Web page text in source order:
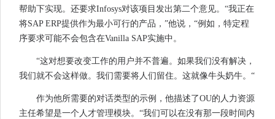
帮助下实现。还要求Infosys对该项目发出第二个意见。“我正在
将SAP ERP提供作为最小可行的产品，”他说，“例如，特定程
序要求可能不会包含在Vanilla SAP实施中。
“这对想要改变工作的用户并不普遍。如果我们没有解决，
我们就不会这样做。我们需要将人们留住。这就像牛头奶牛。“
作为他所需要的对话类型的示例，他描述了OU的人力资源
主任希望是一个人才管理模块。“我们可以在没有那一段时间内